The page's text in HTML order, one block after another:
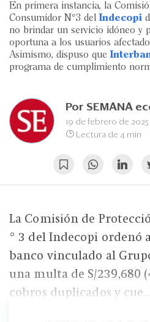
Ranking CEO
Edición Impresa
En primera instancia, la
Consumidor N°3 del
Indecopi
no brindar un servicio idóneo y
oportuna a los usuarios
Asimismo, dispuso que
programa de cumplimiento
Por SEMANA
19 de febrero de 2025
Lectura de 4 min
La Comisión de
° 3 del Indecopi ordenó
banco vinculado al
una multa de S/239,680
cobros duplicados y cue...